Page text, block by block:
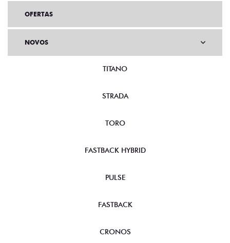
OFERTAS
NOVOS
TITANO
STRADA
TORO
FASTBACK HYBRID
PULSE
FASTBACK
CRONOS